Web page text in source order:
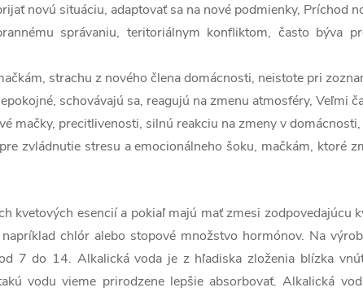
novú situáciu, adaptovať sa na nové podmienky, Príchod
správaniu, teritoriálnym konfliktom, často býva
strachu z nového člena domácnosti, neistote pri
schovávajú sa, reagujú na zmenu atmosféry, Veľmi
mačky, precitlivenosti, silnú reakciu na zmeny v
zvládnutie stresu a emocionálneho šoku, mačkám, ktoré
kvetových esencií a pokiaľ majú mať zmesi zodpovedajúcu
chlór alebo stopové množstvo hormónov. Na
7 do 14. Alkalická voda je z hľadiska zloženia blízka
vodu vieme prirodzene lepšie absorbovať. Alkalická